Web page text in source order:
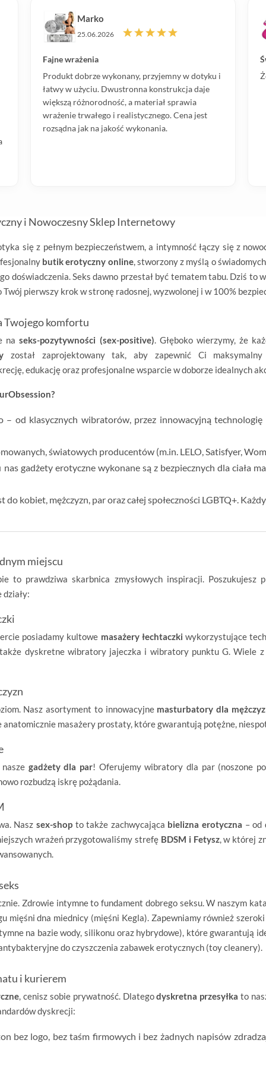
Marko
25.06.2026
Fajne wrażenia
Produkt dobrze wykonany, przyjemny w dotyku i
łatwy w użyciu. Dwustronna konstrukcja daje
większą różnorodność, a materiał sprawia
wrażenie trwałego i realistycznego. Cena jest
rozsądna jak na jakość wykonania.
i Nowoczesny Sklep Internetowy
się z pełnym bezpieczeństwem, a intymność łączy się z
butik erotyczny online, stworzony z myślą o
doświadczenia. Seks dawno przestał być tematem tabu. Dziś
pierwszy krok w stronę radosnej, wyzwolonej i w 100%
Twojego komfortu
naseks-pozytywności (sex-positive). Głęboko wierzymy, że
został zaprojektowany tak, aby zapewnić Ci
edukację oraz profesjonalne wsparcie w doborze idealnych
od klasycznych wibratorów, przez innowacyjną technologię
światowych producentów (m.in. LELO, Satisfyer,
nas gadżety erotycznewykonane są z bezpiecznych dla ciała
kobiet, mężczyzn, par oraz całej społeczności LGBTQ+.
miejscu
to prawdziwa skarbnica zmysłowych inspiracji. Poszukujesz
działy:
posiadamy kultowe masażery łechtaczki wykorzystujące
dyskretne wibratory jajeczka i wibratory punktu G. Wiele
Nasz asortyment to innowacyjne masturbatory dla
masażery prostaty, które gwarantują potężne,
gadżety dla par! Oferujemy wibratory dla par (noszone
rozbudzą iskrę pożądania.
Naszsex-shop to także zachwycająca bielizna erotyczna – od
wrażeń przygotowaliśmy strefę BDSM i Fetysz, w której
Zdrowie intymne to fundament dobrego seksu. W naszym
mięśni dna miednicy (mięśni Kegla). Zapewniamy również
na bazie wody, silikonu oraz hybrydowe), które gwarantują
do czyszczenia zabawek erotycznych (toy cleanery).
i kurierem
, cenisz sobie prywatność. Dlategodyskretna przesyłka to
dyskrecji:
bez logo, bez taśm firmowych i bez żadnych napisów